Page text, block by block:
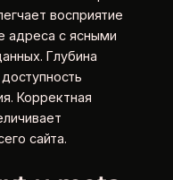
восприятие
адреса с ясными
Глубина
Корректная
сайта.